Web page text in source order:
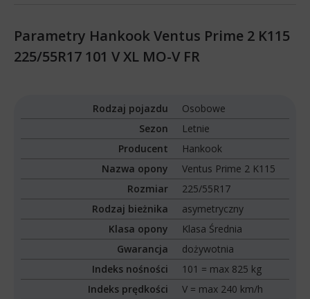
Parametry Hankook Ventus Prime 2 K115
225/55R17 101 V XL MO-V FR
Rodzaj pojazdu
Osobowe
Sezon
Letnie
Producent
Hankook
Nazwa opony
Ventus Prime 2 K115
Rozmiar
225/55R17
Rodzaj bieżnika
asymetryczny
Klasa opony
Klasa Średnia
Gwarancja
dożywotnia
Indeks nośności
101 = max 825 kg
Indeks prędkości
V = max 240 km/h